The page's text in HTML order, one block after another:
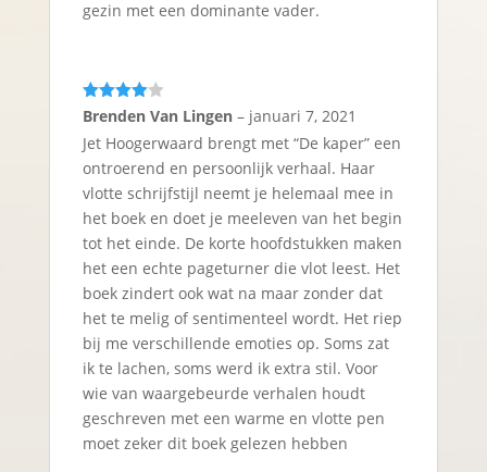
gezin met een dominante vader.
Gewaarde
erd4uit
5
Brenden Van Lingen – januari 7, 2021
Jet Hoogerwaard brengt met “De kaper” een
ontroerend en persoonlijk verhaal. Haar
vlotte schrijfstijl neemt je helemaal mee in
het boek en doet je meeleven van het begin
tot het einde. De korte hoofdstukken maken
het een echte pageturner die vlot leest. Het
boek zindert ook wat na maar zonder dat
het te melig of sentimenteel wordt. Het riep
bij me verschillende emoties op. Soms zat
ik te lachen, soms werd ik extra stil. Voor
wie van waargebeurde verhalen houdt
geschreven met een warme en vlotte pen
moet zeker dit boek gelezen hebben